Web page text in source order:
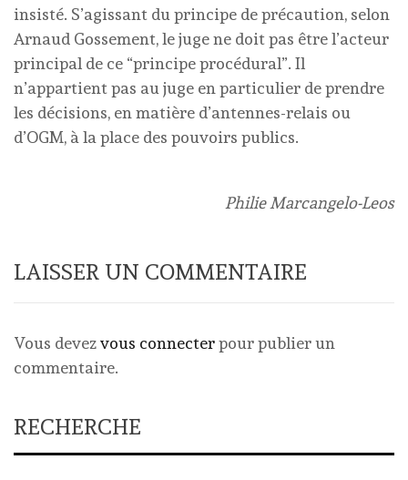
insisté. S’agissant du principe de précaution, selon
Arnaud Gossement, le juge ne doit pas être l’acteur
principal de ce “principe procédural”. Il
n’appartient pas au juge en particulier de prendre
les décisions, en matière d’antennes-relais ou
d’OGM, à la place des pouvoirs publics.
Philie Marcangelo-Leos
LAISSER UN COMMENTAIRE
Vous devezvous connecterpour publier un
commentaire.
RECHERCHE